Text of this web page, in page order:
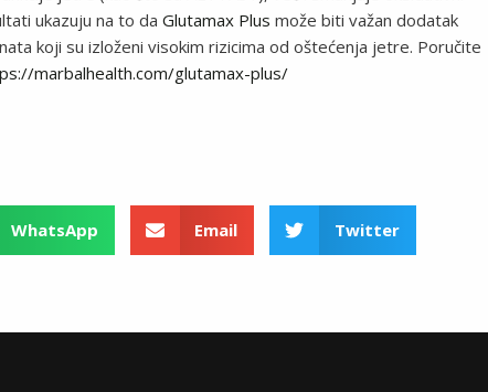
ukazuju na to da Glutamax Plus može biti važan dodatak
koji su izloženi visokim rizicima od oštećenja jetre. Poručite
marbalhealth.com/glutamax-plus/
WhatsApp Email Twitter